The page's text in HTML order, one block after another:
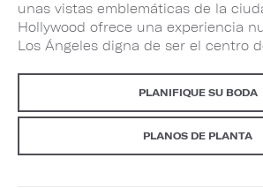
unas vistas emblemáticas de la
Hollywood ofrece una experiencia
Los Ángeles digna de ser el centro
PLANIFIQUE SU BODA
PLANOS DE PLANTA